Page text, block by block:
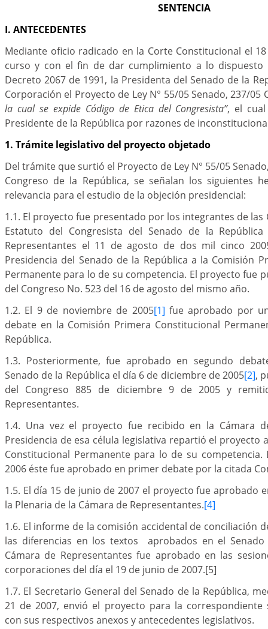
SENTENCIA
I. ANTECEDENTES
Mediante oficio radicado en la Corte Constitucional el
curso y con el fin de dar cumplimiento a lo
Decreto 2067 de 1991, la Presidenta del Senado de la
Corporación el Proyecto de Ley N° 55/05 Senado, 237/05
la cual se expide Código de Etica del Congresista”, el
Presidente de la República por razones de
1. Trámite legislativo del proyecto objetado
Del trámite que surtió el Proyecto de Ley N° 55/05
Congreso de la República, se señalan los siguientes
relevancia para el estudio de la objeción presidencial:
1.1. El proyecto fue presentado por los integrantes de las
Estatuto del Congresista del Senado de la
Representantes el 11 de agosto de dos mil cinco
Presidencia del Senado de la República a la Comisión
Permanente para lo de su competencia. El proyecto fue
del Congreso No. 523 del 16 de agosto del mismo año.
1.2. El 9 de noviembre de 2005[1] fue aprobado por
debate en la Comisión Primera Constitucional
República.
1.3. Posteriormente, fue aprobado en segundo
Senado de la República el día 6 de diciembre de 2005[2],
del Congreso 885 de diciembre 9 de 2005 y
Representantes.
1.4. Una vez el proyecto fue recibido en la Cámara
Presidencia de esa célula legislativa repartió el proyecto
Constitucional Permanente para lo de su
2006 éste fue aprobado en primer debate por la citada
1.5. El día 15 de junio de 2007 el proyecto fue aprobado
la Plenaria de la Cámara de Representantes.[4]
1.6. El informe de la comisión accidental de conciliación
las diferencias en los textos aprobados en el
Cámara de Representantes fue aprobado en las
corporaciones del día el 19 de junio de 2007.[5]
1.7. El Secretario General del Senado de la República,
21 de 2007, envió el proyecto para la correspondiente
con sus respectivos anexos y antecedentes legislativos.